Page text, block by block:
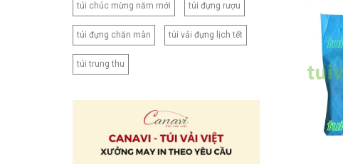
túi chúc mừng năm mới túi đựng rượu
túi đựng chăn màn túi vải đựng lịch tết
túi trung thu